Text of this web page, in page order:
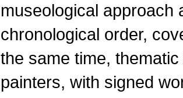
museological approach
chronological order,
the same time,
painters, with signed